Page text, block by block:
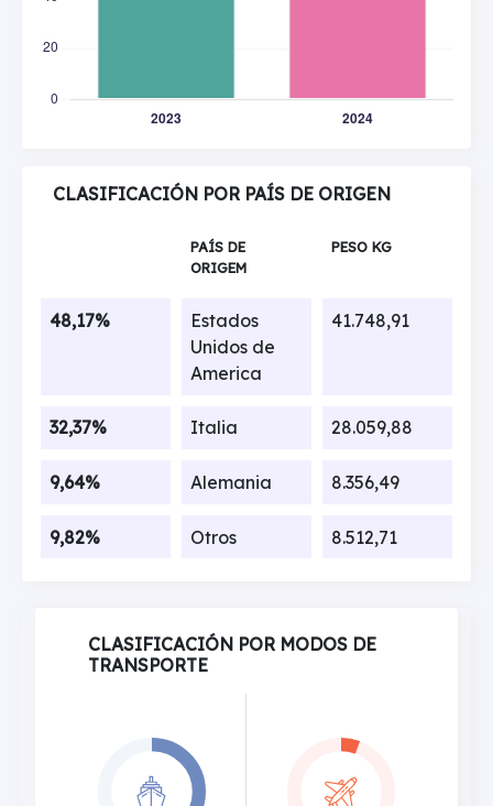
CLASIFICACIÓN POR PAÍS DE ORIGEN
PAÍS DE
ORIGEM
PESO KG
48,17%
Estados
Unidos de
America
41.748,91
32,37% Italia 28.059,88
9,64% Alemania 8.356,49
9,82% Otros 8.512,71
CLASIFICACIÓN POR MODOS DE
TRANSPORTE